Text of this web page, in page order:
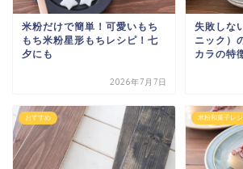
米粉だけで簡単！可愛いもち
もち米粉星形もちレシピ！七
夕にも
2026年7月7日
失敗しな
ニック）
カラの特
おすすめ 米粉和菓子レ